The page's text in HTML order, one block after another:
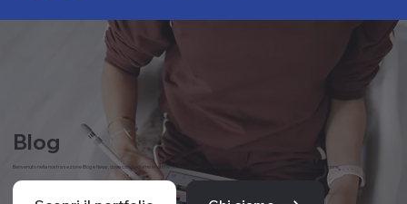
Blog
Benvenuto nella nostra sezione Blog e News, dove condividiamo le ultime novità, tendenze e approfondimenti dal mondo del web e della comunicazione.